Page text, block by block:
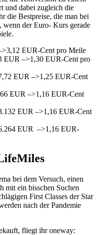
und dabei zugleich die
die Bestpreise, die man bei
der Euro- Kurs gerade
EUR-Cent pro Meile
EUR –>1,30 EUR-Cent pro
EUR –>1,25 EUR-Cent
EUR –>1,16 EUR-Cent
EUR –>1,16 EUR-Cent
EUR –>1,16 EUR-
bei dem Versuch, einen
mit ein bisschen Suchen
First Classes der Star
nach der Pandemie
fliegt ihr oneway: